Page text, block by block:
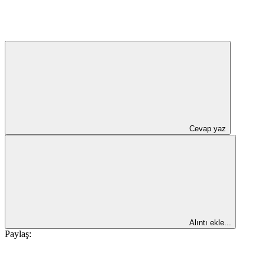
Cevap yaz
Alıntı ekle...
Paylaş: